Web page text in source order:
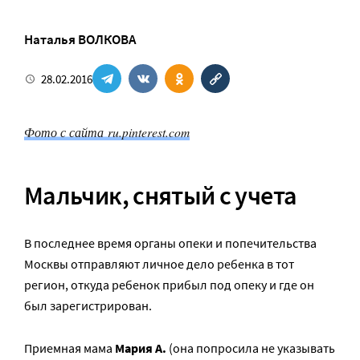
Наталья ВОЛКОВА
28.02.2016
Фото с сайта ru.pinterest.com
Мальчик, снятый с учета
В последнее время органы опеки и попечительства
Москвы отправляют личное дело ребенка в тот
регион, откуда ребенок прибыл под опеку и где он
был зарегистрирован.
Приемная мама Мария А. (она попросила не указывать